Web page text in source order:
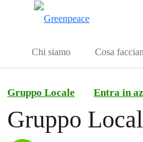
Chi siamo Cosa
Gruppo Locale Entra in
Gruppo